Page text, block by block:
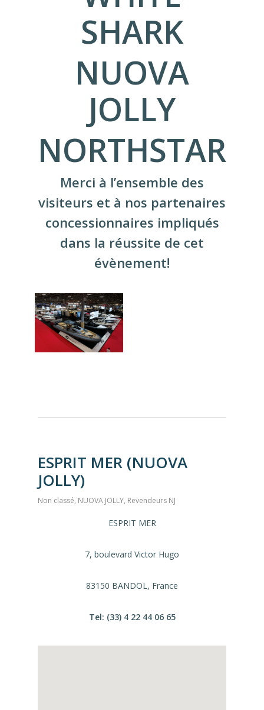
SHARK
NUOVA
JOLLY
NORTHSTAR
Merci à l’ensemble des
visiteurs et à nos partenaires
concessionnaires impliqués
dans la réussite de cet
évènement!
ESPRIT MER (NUOVA
JOLLY)
Non classé, NUOVA JOLLY, Revendeurs NJ
ESPRIT MER
7, boulevard Victor Hugo
83150 BANDOL, France
Tel: (33) 4 22 44 06 65